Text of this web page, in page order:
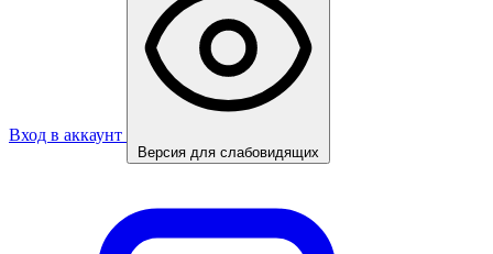
Вход в аккаунт
Версия для слабовидящих